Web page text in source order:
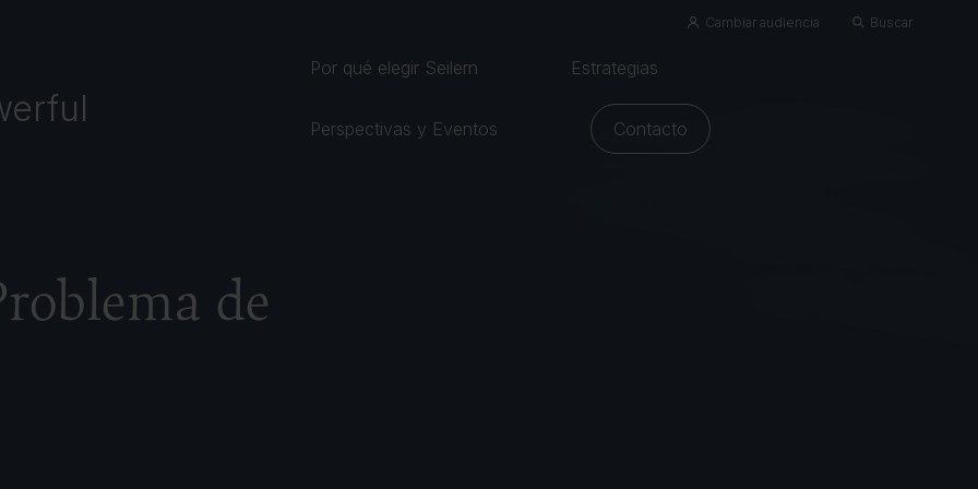
Cambiar audiencia Buscar
Por qué elegir Seilern Estrategias
Perspectivas y Eventos Contacto
de